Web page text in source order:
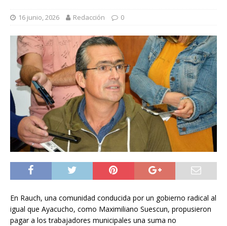
16 junio, 2026 Redacción 0
En Rauch, una comunidad conducida por un gobierno radical al
igual que Ayacucho, como Maximiliano Suescun, propusieron
pagar a los trabajadores municipales una suma no